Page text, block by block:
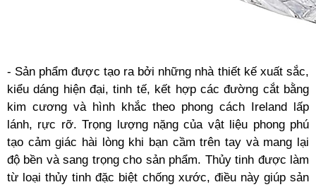
- Sản phẩm được tạo ra bởi những nhà thiết kế xuất sắc,
kiểu dáng hiện đại, tinh tế, kết hợp các đường cắt bằng
kim cương và hình khắc theo phong cách Ireland lấp
lánh, rực rỡ. Trọng lượng nặng của vật liệu phong phú
tạo cảm giác hài lòng khi bạn cầm trên tay và mang lại
độ bền và sang trọng cho sản phẩm. Thủy tinh được làm
từ loại thủy tinh đặc biệt chống xước, điều này giúp sản